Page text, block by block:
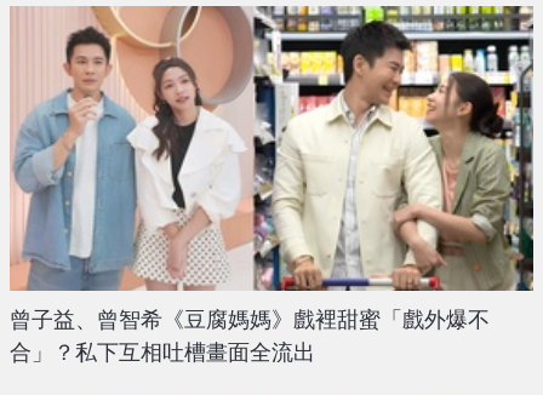
曾子益、曾智希《豆腐媽媽》戲裡甜蜜「戲外爆不
合」？私下互相吐槽畫面全流出